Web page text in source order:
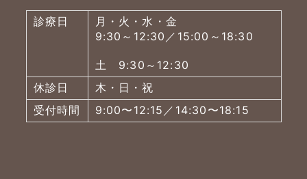
診療日
月・火・水・金
9:30～12:30／15:00～18:30
土 9:30～12:30
休診日
木・日・祝
受付時間
9:00〜12:15／14:30〜18:15